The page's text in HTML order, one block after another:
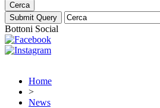
Cerca
Bottoni Social
Home
>
News